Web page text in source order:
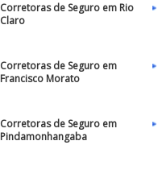
Corretoras de Seguro em Rio
Claro
Corretoras de Seguro em
Francisco Morato
Corretoras de Seguro em
Pindamonhangaba